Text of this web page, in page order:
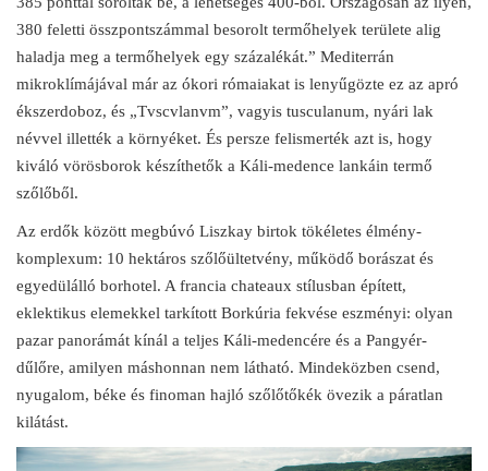
380 feletti összpontszámmal besorolt termőhelyek területe alig
haladja meg a termőhelyek egy százalékát.” Mediterrán
mikroklímájával már az ókori rómaiakat is lenyűgözte ez az apró
ékszerdoboz, és „Tvscvlanvm”, vagyis tusculanum, nyári lak
névvel illették a környéket. És persze felismerték azt is, hogy
kiváló vörösborok készíthetők a Káli-medence lankáin termő
szőlőből.
Az erdők között megbúvó Liszkay birtok tökéletes élmény-
komplexum: 10 hektáros szőlőültetvény, működő borászat és
egyedülálló borhotel. A francia chateaux stílusban épített,
eklektikus elemekkel tarkított Borkúria fekvése eszményi: olyan
pazar panorámát kínál a teljes Káli-medencére és a Pangyér-
dűlőre, amilyen máshonnan nem látható. Mindeközben csend,
nyugalom, béke és finoman hajló szőlőtőkék övezik a páratlan
kilátást.